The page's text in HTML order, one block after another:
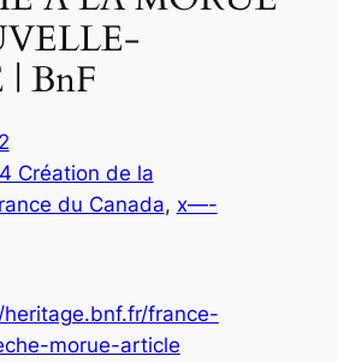
BnF
Création de la
du Canada, x—-
france-
morue-article